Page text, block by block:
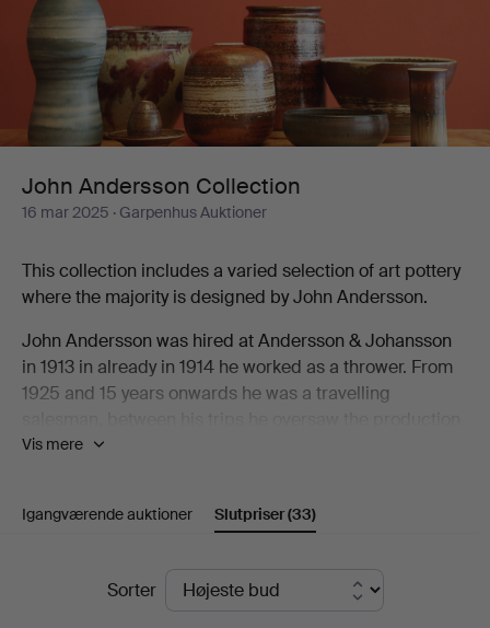
Collection
John Andersson Collection
16 mar 2025 · Garpenhus Auktioner
This collection includes a varied selection of art pottery
where the majority is designed by John Andersson.
John Andersson was hired at Andersson & Johansson
in 1913 in already in 1914 he worked as a thrower. From
1925 and 15 years onwards he was a travelling
at the factory. When they built their new factory in 1943
designed many models for this production as well as
Höganäs designed for the H55 exhibition.
Vis mere
Igangværende auktioner Slutpriser(33)
SlutpriserSorter